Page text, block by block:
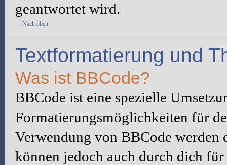
geantwortet wird.
Nach oben
Textformatierung und
Was ist BBCode?
BBCode ist eine spezielle
Formatierungsmöglichkeiten für
Verwendung von BBCode
können jedoch auch durch dich